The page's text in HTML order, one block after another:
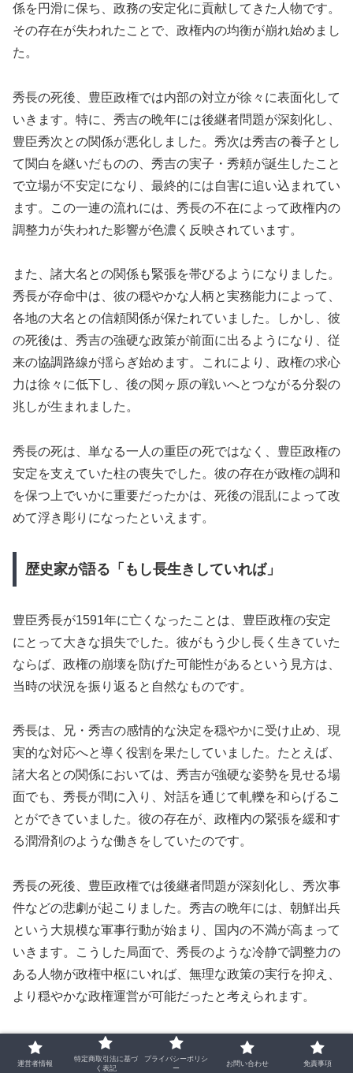
係を円滑に保ち、政務の安定化に貢献してきた人物です。
その存在が失われたことで、政権内の均衡が崩れ始めまし
た。
秀長の死後、豊臣政権では内部の対立が徐々に表面化して
いきます。特に、秀吉の晩年には後継者問題が深刻化し、
豊臣秀次との関係が悪化しました。秀次は秀吉の養子とし
て関白を継いだものの、秀吉の実子・秀頼が誕生したこと
で立場が不安定になり、最終的には自害に追い込まれてい
ます。この一連の流れには、秀長の不在によって政権内の
調整力が失われた影響が色濃く反映されています。
また、諸大名との関係も緊張を帯びるようになりました。
秀長が存命中は、彼の穏やかな人柄と実務能力によって、
各地の大名との信頼関係が保たれていました。しかし、彼
の死後は、秀吉の強硬な政策が前面に出るようになり、従
来の協調路線が揺らぎ始めます。これにより、政権の求心
力は徐々に低下し、後の関ヶ原の戦いへとつながる分裂の
兆しが生まれました。
秀長の死は、単なる一人の重臣の死ではなく、豊臣政権の
安定を支えていた柱の喪失でした。彼の存在が政権の調和
を保つ上でいかに重要だったかは、死後の混乱によって改
めて浮き彫りになったといえます。
歴史家が語る「もし長生きしていれば」
豊臣秀長が1591年に亡くなったことは、豊臣政権の安定
にとって大きな損失でした。彼がもう少し長く生きていた
ならば、政権の崩壊を防げた可能性があるという見方は、
当時の状況を振り返ると自然なものです。
秀長は、兄・秀吉の感情的な決定を穏やかに受け止め、現
実的な対応へと導く役割を果たしていました。たとえば、
諸大名との関係においては、秀吉が強硬な姿勢を見せる場
面でも、秀長が間に入り、対話を通じて軋轢を和らげるこ
とができていました。彼の存在が、政権内の緊張を緩和す
る潤滑剤のような働きをしていたのです。
秀長の死後、豊臣政権では後継者問題が深刻化し、秀次事
件などの悲劇が起こりました。秀吉の晩年には、朝鮮出兵
という大規模な軍事行動が始まり、国内の不満が高まって
いきます。こうした局面で、秀長のような冷静で調整力の
ある人物が政権中枢にいれば、無理な政策の実行を抑え、
より穏やかな政権運営が可能だったと考えられます。
また、秀長は領地経営においても安定した成果を挙げてお
り、彼の統治スタイルは他の大名にも好影響を与えていま
運営者情報
特定商取引法に基づ
く表記
プライバシーポリシ
ー
お問い合わせ 免責事項